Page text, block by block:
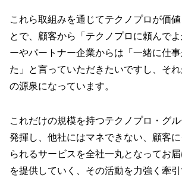
これら取組みを通じてテクノプロが価
とで、顧客から「テクノプロに頼んで
ーやパートナー企業からは「一緒に仕
た」と言っていただきたいですし、そ
の源泉になっています。
これだけの規模を持つテクノプロ・グ
発揮し、他社にはマネできない、顧客
られるサービスを全社一丸となってお
を提供していく、その活動を力強く牽